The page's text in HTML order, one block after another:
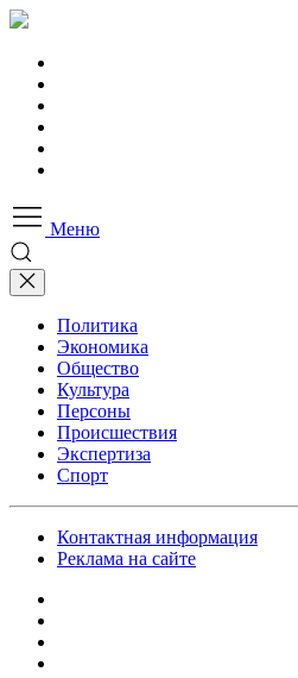
Меню
Политика
Экономика
Общество
Культура
Персоны
Происшествия
Экспертиза
Спорт
Контактная информация
Реклама на сайте